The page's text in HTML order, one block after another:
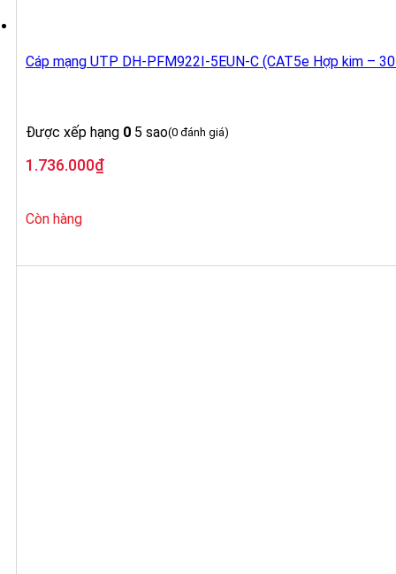
Cáp mạng UTP DH-PFM922I-5EUN-C (CAT5e Hợp kim –
Được xếp hạng 0 5 sao(0 đánh giá)
1.736.000₫
Còn hàng